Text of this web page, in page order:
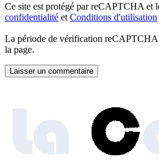
Ce site est protégé par reCAPTCHA et
confidentialité et Conditions d'utilisation
La période de vérification reCAPTCHA
la page.